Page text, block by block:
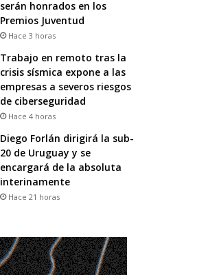
serán honrados en los
Premios Juventud
Hace 3 horas
Trabajo en remoto tras la
crisis sísmica expone a las
empresas a severos riesgos
de ciberseguridad
Hace 4 horas
Diego Forlán dirigirá la sub-
20 de Uruguay y se
encargará de la absoluta
interinamente
Hace 21 horas